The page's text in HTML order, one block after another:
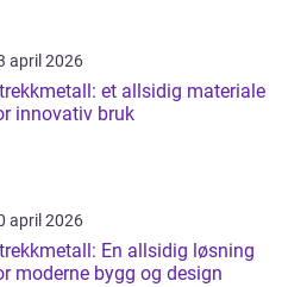
april 2026
et allsidig materiale
innovativ bruk
april 2026
En allsidig løsning
moderne bygg og design